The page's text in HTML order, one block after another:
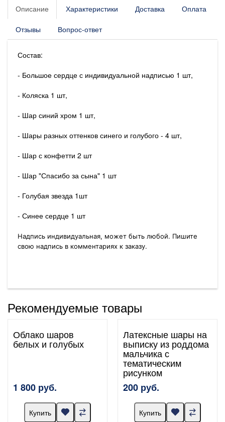
Описание Характеристики Доставка Оплата
Отзывы Вопрос-ответ
Состав:
- Большое сердце с индивидуальной надписью 1 шт,
- Коляска 1 шт,
- Шар синий хром 1 шт,
- Шары разных оттенков синего и голубого - 4 шт,
- Шар с конфетти 2 шт
- Шар "Спасибо за сына" 1 шт
- Голубая звезда 1шт
- Синее сердце 1 шт
Надпись индивидуальная, может быть любой. Пишите
свою надпись в комментариях к заказу.
Рекомендуемые товары
Облако шаров
белых и голубых
1 800 руб.
Купить
Латексные шары на
выписку из роддома
мальчика с
тематическим
рисунком
200 руб.
Купить